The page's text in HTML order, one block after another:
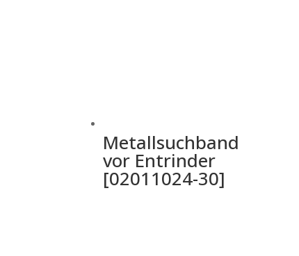
Metallsuchband
vor Entrinder
[02011024-30]